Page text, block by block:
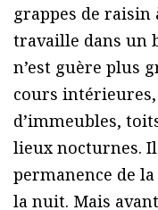
grappes de raisin
travaille dans un
n’est guère plus
cours
d’immeubles,
lieux nocturnes.
permanence de
la nuit. Mais